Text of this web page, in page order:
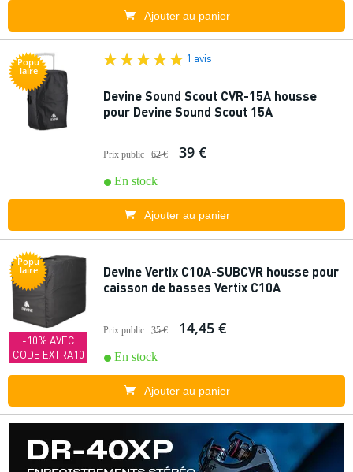
Ajouter au panier
Popu
laire
1 avis
Devine Sound Scout CVR-15A housse
pour Devine Sound Scout 15A
Prix public 62 € 39 €
En stock
Ajouter au panier
Popu
laire
-10% AVEC
CODE EXTRA10
Devine Vertix C10A-SUBCVR housse pour
caisson de basses Vertix C10A
Prix public 35 € 14,45 €
En stock
Ajouter au panier